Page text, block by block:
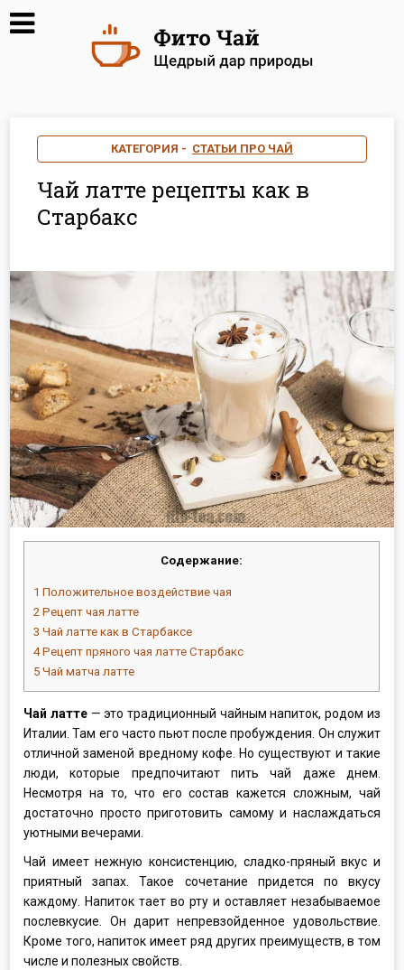
КАТЕГОРИЯ - СТАТЬИ ПРО ЧАЙ
Чай латте рецепты как в
Старбакс
Содержание:
1 Положительное воздействие чая
2 Рецепт чая латте
3 Чай латте как в Старбаксе
4Рецепт пряного чая латте Старбакс
5 Чай матча латте
Чай латте— это традиционный чайным напиток, родом из
Италии. Там его часто пьют после пробуждения. Он служит
отличной заменой вредному кофе. Но существуют и такие
люди, которые предпочитают пить чай даже днем.
Несмотря на то, что его состав кажется сложным, чай
достаточно просто приготовить самому и наслаждаться
уютными вечерами.
Чай имеет нежную консистенцию, сладко-пряный вкус и
приятный запах. Такое сочетание придется по вкусу
каждому. Напиток тает во рту и оставляет незабываемое
послевкусие. Он дарит непревзойденное удовольствие.
Кроме того, напиток имеет ряд других преимуществ, в том
числе и полезных свойств.